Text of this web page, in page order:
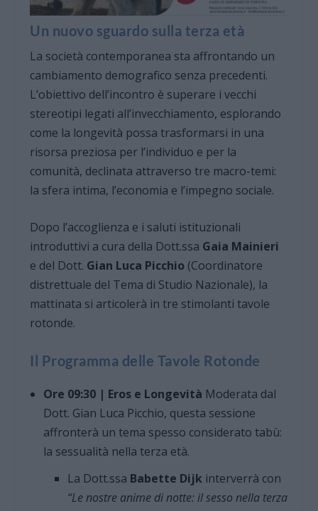
Un nuovo sguardo sulla terza età
La società contemporanea sta affrontando un
cambiamento demografico senza precedenti.
L’obiettivo dell’incontro è superare i vecchi
stereotipi legati all’invecchiamento, esplorando
come la longevità possa trasformarsi in una
risorsa preziosa per l’individuo e per la
comunità, declinata attraverso tre macro-temi:
la sfera intima, l’economia e l’impegno sociale.
Dopo l’accoglienza e i saluti istituzionali
introduttivi a cura della Dott.ssa Gaia Mainieri
e del Dott. Gian Luca Picchio (Coordinatore
distrettuale del Tema di Studio Nazionale), la
mattinata si articolerà in tre stimolanti tavole
rotonde.
Il Programma delle Tavole Rotonde
Ore 09:30 | Eros e Longevità Moderata dal
Dott. Gian Luca Picchio, questa sessione
affronterà un tema spesso considerato tabù:
la sessualità nella terza età.
La Dott.ssa Babette Dijk interverrà con
“Le nostre anime di notte: il sesso nella terza